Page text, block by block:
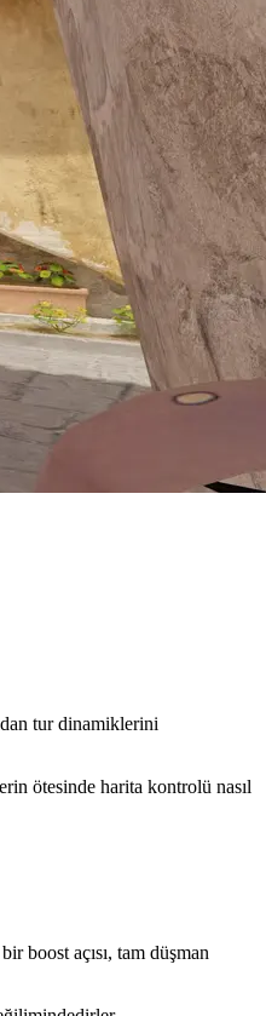
tur dinamiklerini
ötesinde harita kontrolü nasıl
boost açısı, tam düşman